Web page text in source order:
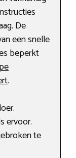
De
een snelle
beperkt
.
ervoor.
te